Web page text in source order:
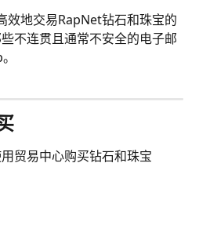
效地交易RapNet钻石和珠宝的
不连贯且通常不安全的电子邮
贸易中心购买钻石和珠宝